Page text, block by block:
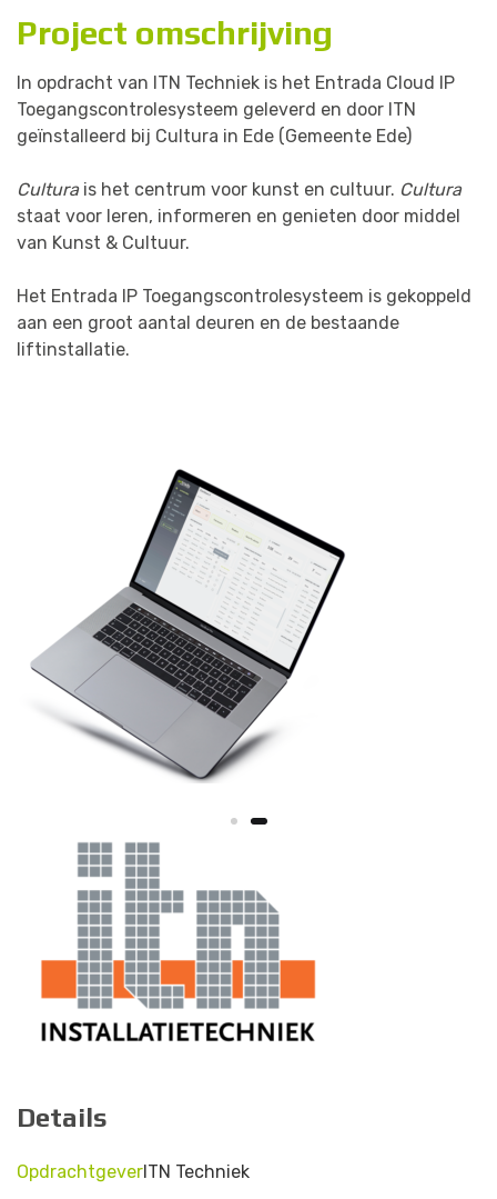
Project omschrijving
In opdracht van ITN Techniek is het Entrada Cloud IP
Toegangscontrolesysteem geleverd en door ITN
geïnstalleerd bij Cultura in Ede (Gemeente Ede)
Culturais het centrum voor kunst en cultuur. Cultura
staat voor leren, informeren en genieten door middel
van Kunst & Cultuur.
Het Entrada IP Toegangscontrolesysteem is gekoppeld
aan een groot aantal deuren en de bestaande
liftinstallatie.
Details
OpdrachtgeverITN Techniek